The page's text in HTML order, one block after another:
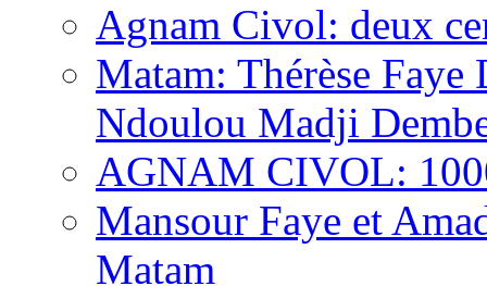
Agnam Civol: deux
Matam: Thérèse
Ndoulou Madji
AGNAM CIVOL:
Mansour Faye et
Matam